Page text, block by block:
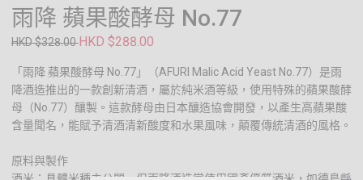
雨降 蘋果酸酵母 No.77
HKD $328.00HKD $288.00
「雨降 蘋果酸酵母 No.77」（AFURI Malic Acid Yeast No.77）是雨
降酒造推出的一款創新清酒，屬於純米酒等級，使用特殊的蘋果酸酵
母（No.77）釀製。這款酵母由日本釀造協會開發，以產生高蘋果酸
含量聞名，能賦予清酒清新酸度和水果風味，顛覆傳統清酒的風格。
原料與製作